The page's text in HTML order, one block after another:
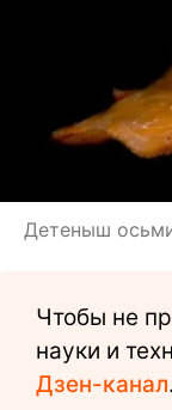
Детеныш
Чтобы не
науки и
Дзен-канал